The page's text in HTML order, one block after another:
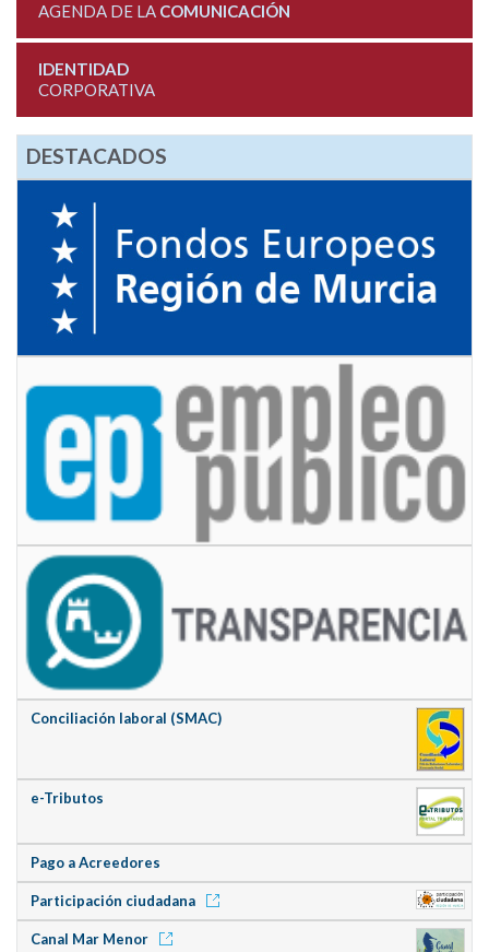
AGENDA DE LA COMUNICACIÓN
IDENTIDAD
CORPORATIVA
DESTACADOS
Conciliación laboral (SMAC)
e-Tributos
Pago a Acreedores
Participación ciudadana
Canal Mar Menor